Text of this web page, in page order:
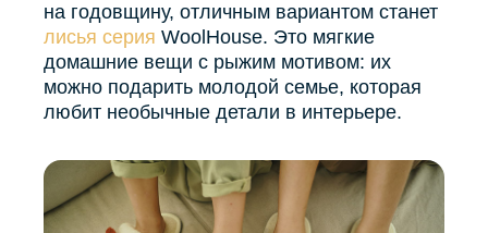
на годовщину, отличным вариантом станет
лисья серия WoolHouse. Это мягкие
домашние вещи с рыжим мотивом: их
можно подарить молодой семье, которая
любит необычные детали в интерьере.